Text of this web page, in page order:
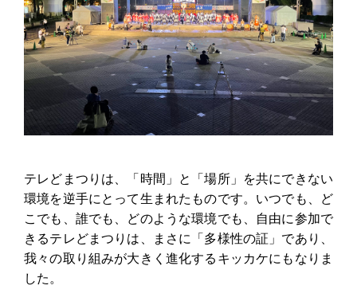
テレどまつりは、「時間」と「場所」を共にできない
環境を逆手にとって生まれたものです。いつでも、ど
こでも、誰でも、どのような環境でも、自由に参加で
きるテレどまつりは、まさに「多様性の証」であり、
我々の取り組みが大きく進化するキッカケにもなりま
した。